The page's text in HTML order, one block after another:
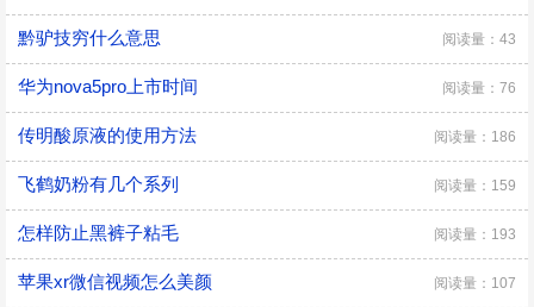
黔驴技穷什么意思 阅读量：43
华为nova5pro上市时间 阅读量：76
传明酸原液的使用方法 阅读量：186
飞鹤奶粉有几个系列 阅读量：159
怎样防止黑裤子粘毛 阅读量：193
苹果xr微信视频怎么美颜 阅读量：107